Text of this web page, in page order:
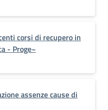
corsi di recupero in
- Proge~
assenze cause di